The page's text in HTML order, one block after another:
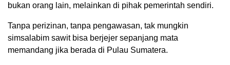
bukan orang lain, melainkan di pihak pemerintah sendiri.
Tanpa perizinan, tanpa pengawasan, tak mungkin
simsalabim sawit bisa berjejer sepanjang mata
memandang jika berada di Pulau Sumatera.